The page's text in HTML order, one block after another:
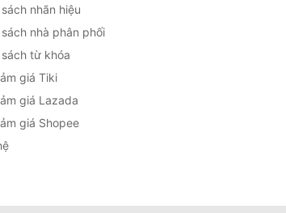
nhãn hiệu
sách nhà phân phối
sách từ khóa
giá Tiki
giá Lazada
giá Shopee